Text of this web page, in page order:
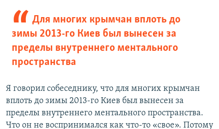
Для многих крымчан вплоть до
зимы 2013-го Киев был вынесен за
пределы внутреннего ментального
пространства
Я говорил собеседнику, что для многих крымчан
вплоть до зимы 2013-го Киев был вынесен за
пределы внутреннего ментального пространства.
Что он не воспринимался как что-то «свое». Потому